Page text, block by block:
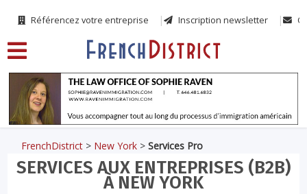
Référencez votre entreprise Inscription newsletter
FrenchDistrict > New York >Services Pro
SERVICES AUX ENTREPRISES (B2B)
À NEW YORK